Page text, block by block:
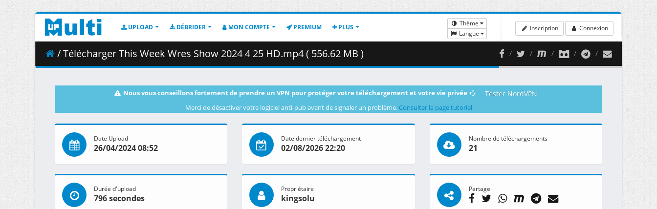
UPLOAD DÉBRIDER MON COMPTE PREMIUM PLUS
Thème
Langue
Inscription Connexion
/ Télécharger This Week Wres Show 2024 4 25 HD.mp4 ( 556.62 MB )
Nous vous conseillons fortement de prendre un VPN pour protéger votre téléchargement et votre vie privée Tester NordVPN
Merci de désactiver votre logiciel anti-pub avant de signaler un problème. Consulter la page tutoriel
Date Upload
26/04/2024 08:52
Date dernier téléchargement
02/08/2026 22:20
Nombre de téléchargements
21
Durée d'upload
796 secondes
Propriétaire
kingsolu
Partage